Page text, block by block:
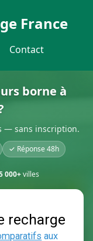
France
Contact
borne à
— sans inscription.
✓ Réponse 48h
000+villes